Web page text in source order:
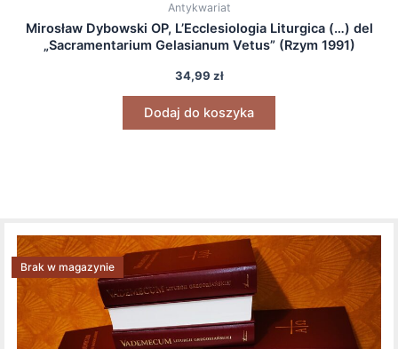
Antykwariat
Mirosław Dybowski OP, L’Ecclesiologia Liturgica (…) del
„Sacramentarium Gelasianum Vetus” (Rzym 1991)
34,99 zł
Dodaj do koszyka
Brak w magazynie